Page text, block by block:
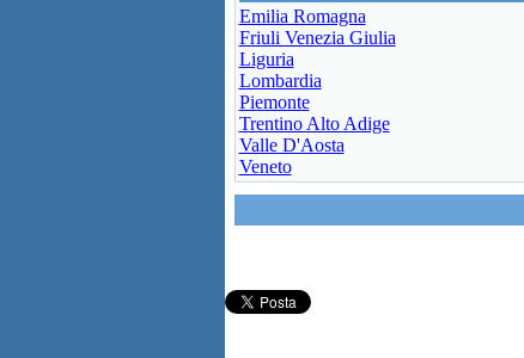
Emilia Romagna
Friuli Venezia Giulia
Liguria
Lombardia
Piemonte
Trentino Alto Adige
Valle D'Aosta
Veneto